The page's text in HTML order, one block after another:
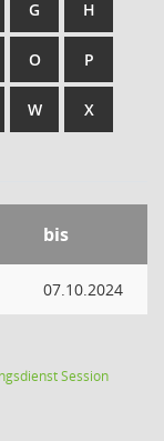
G H
O P
W X
bis
07.10.2024
Session(Wird in